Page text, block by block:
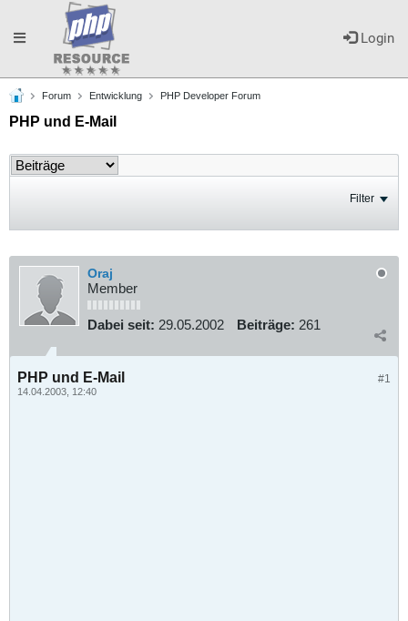
Login
Toggle
navigation
Forum Entwicklung PHP Developer Forum
PHP und E-Mail
Filter
Oraj
Member
Dabei seit: 29.05.2002 Beiträge: 261
#1
PHP und E-Mail
14.04.2003, 12:40